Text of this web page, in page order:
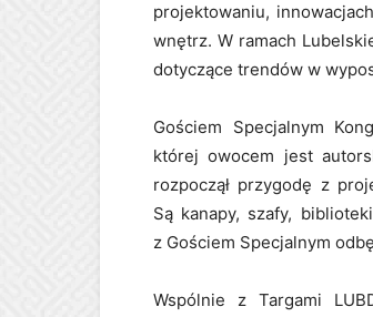
projektowaniu,
wnętrz. W ramach
dotyczące trendów w
Gościem Specjalnym
której owocem jest
rozpoczął przygodę z
Są kanapy, szafy,
z Gościem Specjalnym
Wspólnie z Targami